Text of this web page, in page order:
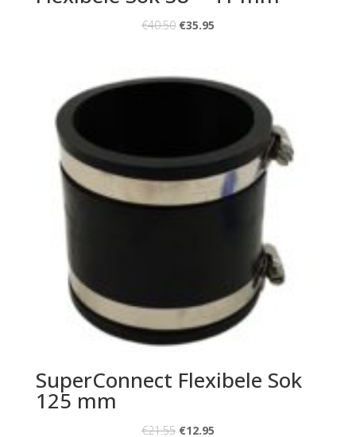
€40.50 €35.95
SuperConnect Flexibele Sok
125 mm
€21.55 €12.95